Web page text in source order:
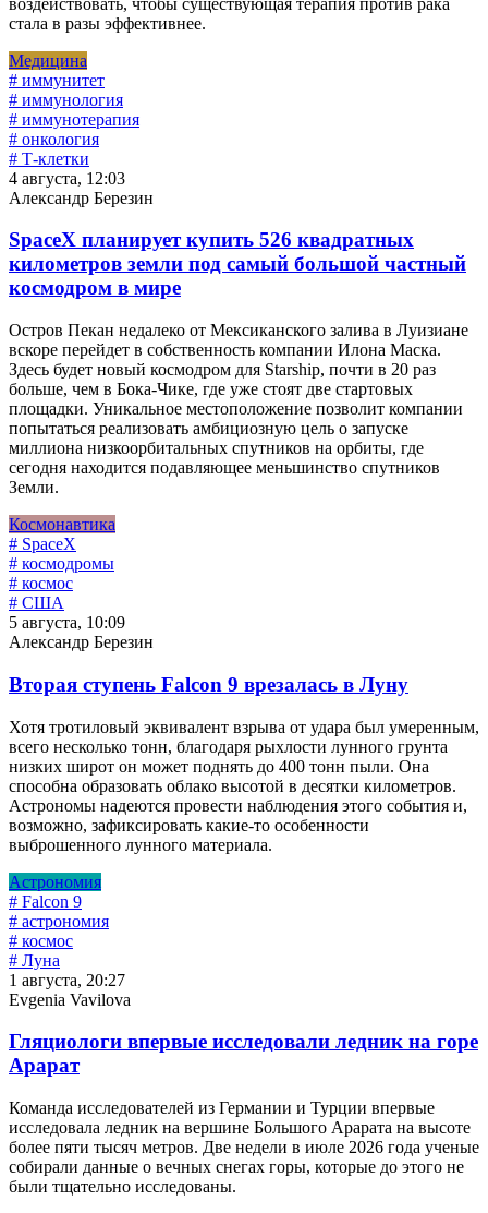
стала в разы эффективнее.
Медицина
# иммунитет
# иммунология
# иммунотерапия
# онкология
# Т-клетки
4 августа, 12:03
Александр Березин
SpaceX планирует купить 526 квадратных
километров земли под самый большой частный
космодром в мире
Остров Пекан недалеко от Мексиканского залива в Луизиане
вскоре перейдет в собственность компании Илона Маска.
Здесь будет новый космодром для Starship, почти в 20 раз
больше, чем в Бока-Чике, где уже стоят две стартовых
площадки. Уникальное местоположение позволит компании
попытаться реализовать амбициозную цель о запуске
миллиона низкоорбитальных спутников на орбиты, где
сегодня находится подавляющее меньшинство спутников
Земли.
Космонавтика
# SpaceX
# космодромы
# космос
# США
5 августа, 10:09
Александр Березин
Вторая ступень Falcon 9 врезалась в Луну
Хотя тротиловый эквивалент взрыва от удара был умеренным,
всего несколько тонн, благодаря рыхлости лунного грунта
низких широт он может поднять до 400 тонн пыли. Она
способна образовать облако высотой в десятки километров.
Астрономы надеются провести наблюдения этого события и,
возможно, зафиксировать какие-то особенности
выброшенного лунного материала.
Астрономия
# Falcon 9
# астрономия
# космос
# Луна
1 августа, 20:27
Evgenia Vavilova
Гляциологи впервые исследовали ледник на горе
Арарат
Команда исследователей из Германии и Турции впервые
исследовала ледник на вершине Большого Арарата на высоте
более пяти тысяч метров. Две недели в июле 2026 года ученые
собирали данные о вечных снегах горы, которые до этого не
были тщательно исследованы.